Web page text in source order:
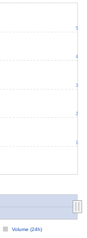
Volume (24h)
1
2
3
4
5